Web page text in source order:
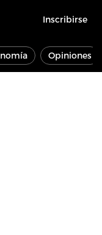
Inscribirse
Opiniones